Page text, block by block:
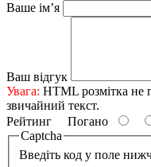
Ваше ім’я
Ваш відгук
Увага: HTML розмітка не
звичайний текст.
Рейтинг Погано
Captcha
Введіть код у поле